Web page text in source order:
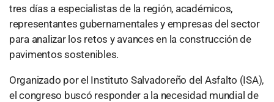
tres días a especialistas de la región, académicos,
representantes gubernamentales y empresas del sector
para analizar los retos y avances en la construcción de
pavimentos sostenibles.
Organizado por el Instituto Salvadoreño del Asfalto (ISA),
el congreso buscó responder a la necesidad mundial de